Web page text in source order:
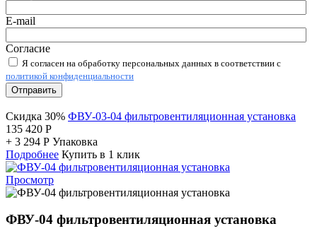
E-mail
Согласие
Я согласен на обработку персональных данных в соответствии с
политикой конфиденциальности
Отправить
Скидка 30% ФВУ-03-04 фильтровентиляционная установка
135 420 Р
+ 3 294 Р Упаковка
Подробнее Купить в 1 клик
Просмотр
ФВУ-04 фильтровентиляционная установка